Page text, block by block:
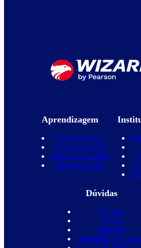
Aprendizagem
Nossos Cursos
Curso de Inglês
Curso de Espanhol
Nossas Escolas
Dúvidas
Contato
Vagas
Parcerias
Perguntas